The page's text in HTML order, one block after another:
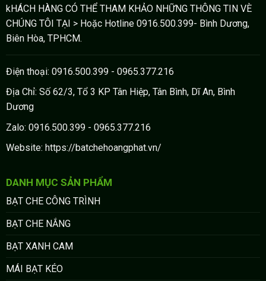
kHÁCH HÀNG CÓ THỂ THAM KHẢO NHỮNG THÔNG TIN VÈ
CHÚNG TÔI TẠI > Hoặc Hotline 0916.500.399- Bình Dương,
Biên Hòa, TPHCM.
Điện thoại: 0916.500.399 - 0965.377.216
Địa Chỉ: Số 62/3, Tổ 3 KP Tân Hiệp, Tân Bình, Dĩ An, Bình
Dương
Zalo: 0916.500.399 - 0965.377.216
Website: https://batchehoangphat.vn/
DANH MỤC SẢN PHẨM
BẠT CHE CÔNG TRÌNH
BẠT CHE NẮNG
BẠT XANH CAM
MÁI BẠT KÉO